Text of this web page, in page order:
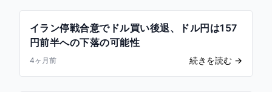
イラン停戦合意でドル買い後退、ドル円は157
円前半への下落の可能性
4ヶ月前 続きを読む →